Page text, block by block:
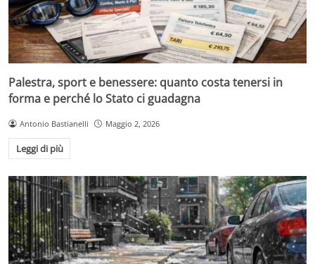
Palestra, sport e benessere: quanto costa tenersi in
forma e perché lo Stato ci guadagna
Antonio Bastianelli Maggio 2, 2026
Leggi di più